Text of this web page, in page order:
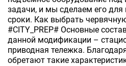
задачи, и мы сделаем его
сроки. Как выбрать
#CITY_PREP# Основные
данной модификации –
приводная тележка.
обретают такие